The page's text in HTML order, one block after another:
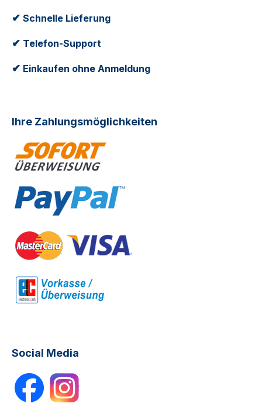
✔ Schnelle Lieferung
✔ Telefon-Support
✔ Einkaufen ohne Anmeldung
Ihre Zahlungsmöglichkeiten
Social Media